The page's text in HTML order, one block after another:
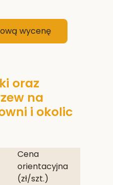
wycenę
oraz
na
i okolic
Cena
orientacyjna
(zł/szt.)